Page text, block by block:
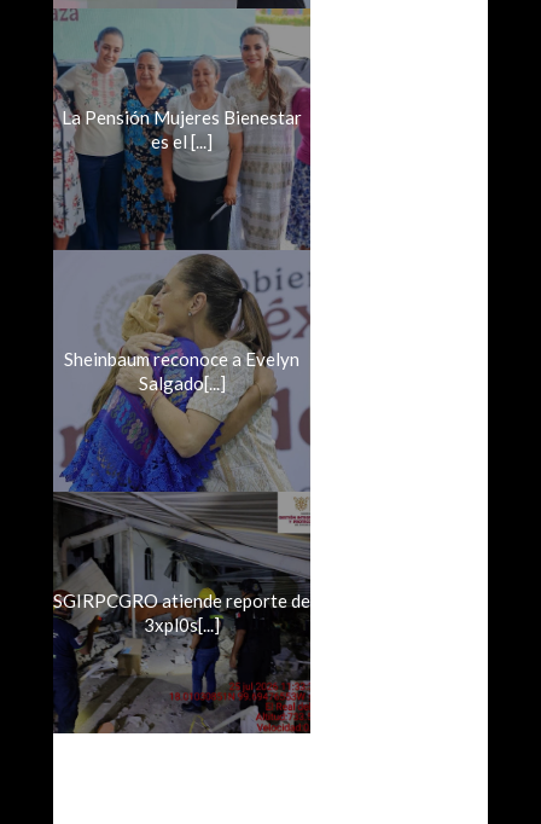
La Pensión Mujeres Bienestar
es el [...]
Sheinbaum reconoce a Evelyn
Salgado[...]
SGIRPCGRO atiende reporte de
3xpl0s[...]